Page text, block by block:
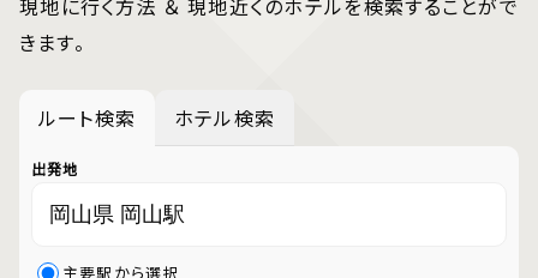
きます。
ルート検索 ホテル検索
出発地
主要駅から選択